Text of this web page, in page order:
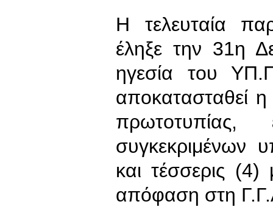
Η τελευταία
έληξε την 31η
ηγεσία του
αποκατασταθεί
συγκεκριμένων
και τέσσερις
απόφαση στη